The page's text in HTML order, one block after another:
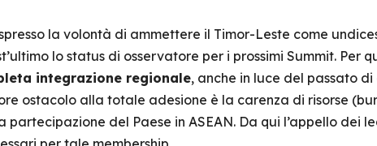
la volontà di ammettere il Timor-Leste come
lo status di osservatore per i prossimi Summit. Per
integrazione regionale, anche in luce del passato
ostacolo alla totale adesione è la carenza di risorse
partecipazione del Paese in ASEAN. Da qui l’appello dei